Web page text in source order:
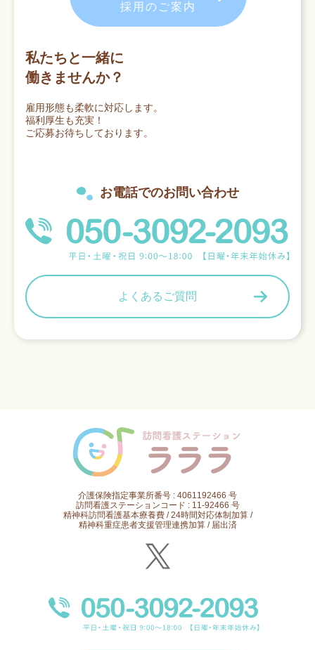
採用のご案内
私たちと一緒に
働きませんか？
雇用形態も柔軟に対応します。
福利厚生も充実！
ご応募お待ちしております。
お電話でのお問い合わせ
よくあるご質問
介護保険指定事業所番号 : 4061192466 号
訪問看護ステーションコード : 11-92466 号
精神科訪問看護基本療養費 / 24時間対応体制加算 /
精神科重症患者支援管理連携加算 / 届出済